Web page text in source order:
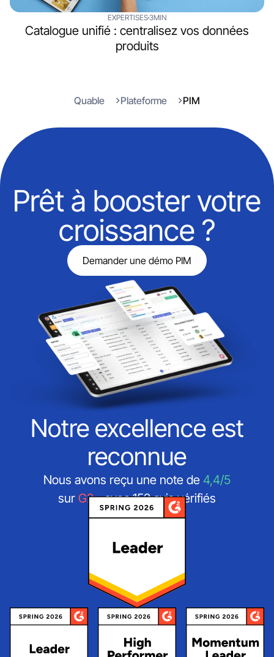
EXPERTISES3MIN
Catalogue unifié : centralisez vos données
produits
Quable Plateforme PIM
Prêt à booster votre
croissance ?
Demander une démo PIM
Notre excellence est
reconnue
Nous avons reçu une note de 4,4/5
sur G2- avec 152 avis vérifiés